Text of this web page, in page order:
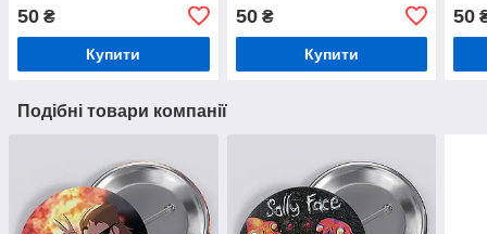
50 ₴
Купити
50₴
Купити
50
Подібні товари компанії